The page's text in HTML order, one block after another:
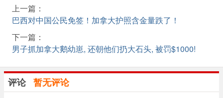
上一篇：
巴西对中国公民免签！加拿大护照含金量跌了！
下一篇：
男子抓加拿大鹅幼崽, 还朝他们扔大石头, 被罚$1000!
评论 暂无评论